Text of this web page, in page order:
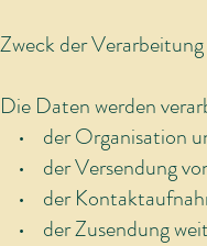
Zweck der Verarbeitung
Die Daten werden
• der Organisation
• der Versendung
• der
• der Zusendung